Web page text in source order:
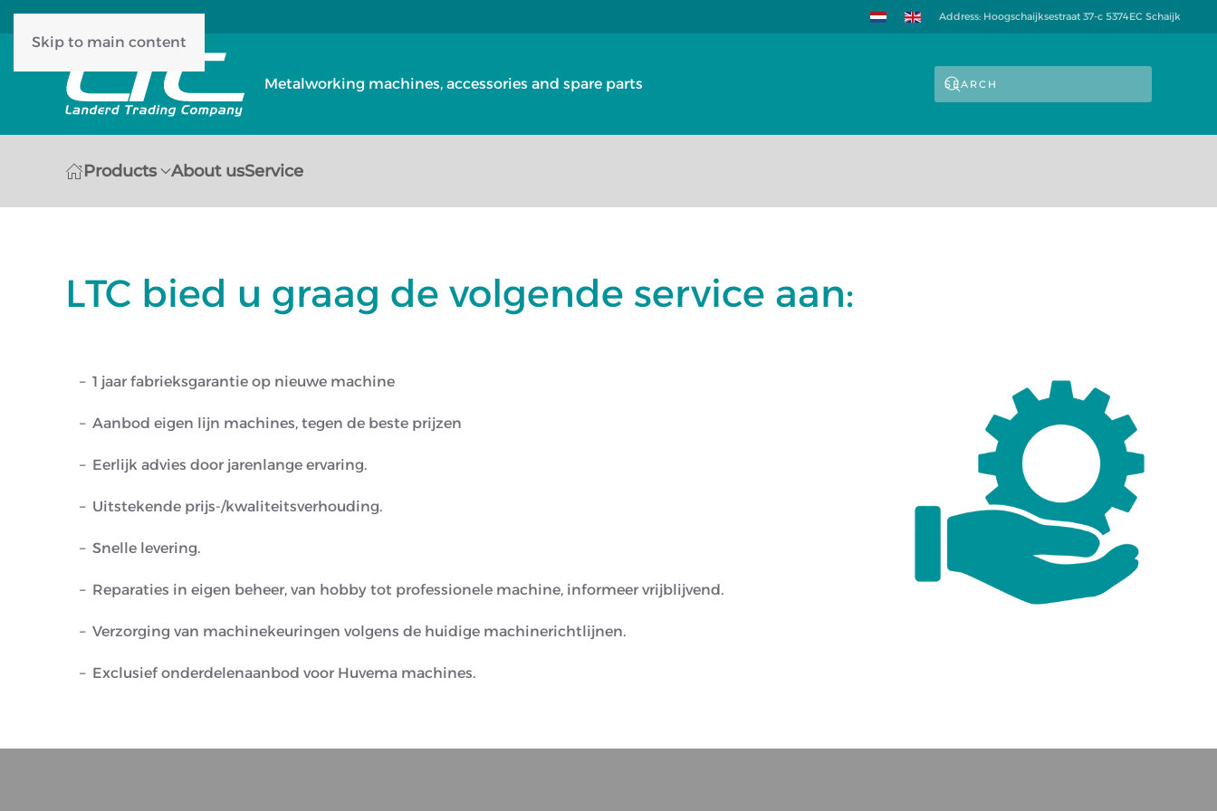
Skip to main content
Address: Hoogschaijksestraat 37-c 5374EC Schaijk
Metalworking machines, accessories and spare parts
Products About usService
LTC bied u graag de volgende service aan:
1 jaar fabrieksgarantie op nieuwe machine
Aanbod eigen lijn machines, tegen de beste prijzen
Eerlijk advies door jarenlange ervaring.
Uitstekende prijs-/kwaliteitsverhouding.
Snelle levering.
Reparaties in eigen beheer, van hobby tot professionele machine, informeer vrijblijvend.
Verzorging van machinekeuringen volgens de huidige machinerichtlijnen.
Exclusief onderdelenaanbod voor Huvema machines.